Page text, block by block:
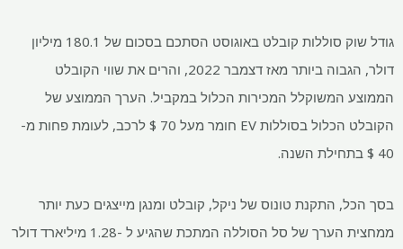
גודל שוק סוללות קובלט באוגוסט הסתכם בסכום של 180.1 מיליון
דולר, הגבוה ביותר מאז דצמבר 2022, והרים את שווי הקובלט
הממוצע המשוקלל המכירות הכלול במקביל. הערך הממוצע של
הקובלט הכלול בסוללות EV חומר מעל 70 $ לרכב, לעומת פחות מ-
40 $ בתחילת השנה.
בסך הכל, התקנת טונוס של ניקל, קובלט ומנגן מייצגים כעת יותר
ממחצית הערך של סל הסוללה המתכת שהגיע ל -1.28 מיליארד דולר